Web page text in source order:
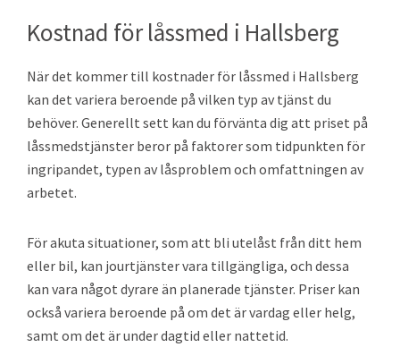
Kostnad för låssmed i Hallsberg
När det kommer till kostnader för låssmed i Hallsberg
kan det variera beroende på vilken typ av tjänst du
behöver. Generellt sett kan du förvänta dig att priset på
låssmedstjänster beror på faktorer som tidpunkten för
ingripandet, typen av låsproblem och omfattningen av
arbetet.
För akuta situationer, som att bli utelåst från ditt hem
eller bil, kan jourtjänster vara tillgängliga, och dessa
kan vara något dyrare än planerade tjänster. Priser kan
också variera beroende på om det är vardag eller helg,
samt om det är under dagtid eller nattetid.